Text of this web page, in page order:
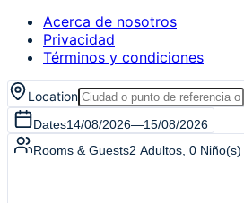
Acerca de nosotros
Privacidad
Términos y condiciones
Location
Dates14/08/2026—15/08/2026
Rooms & Guests2 Adultos 0 Niño(s)